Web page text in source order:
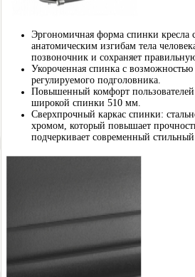
Эргономичная форма спинки кресла
анатомическим изгибам тела
позвоночник и сохраняет
Укороченная спинка с возможностью
регулируемого подголовника.
Повышенный комфорт
широкой спинки 510 мм.
Сверхпрочный каркас спинки:
хромом, который повышает
подчеркивает современный